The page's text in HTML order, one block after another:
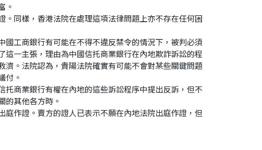
。
同樣，香港法院在處理這項法律問題上亦不存在任何困
工商銀行有可能在不得不違反禁令的情況下，被判必須
一主張，理由為中國信托商業銀行在內地欺詐訴訟的程
。法院認為，貴陽法院確實有可能不會對某些關鍵問題
付。
商業銀行有權在內地的這些訴訟程序中提出反訴，但不
的其他各方時。
作證。賣方的證人已表示不願在內地法院出庭作證，但